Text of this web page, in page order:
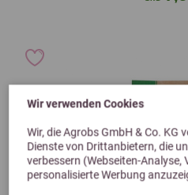
Wir verwenden Cookies
Wir, die Agrobs GmbH & Co. KG
Dienste von Drittanbietern, die
verbessern (Webseiten-Analyse,
personalisierte Werbung